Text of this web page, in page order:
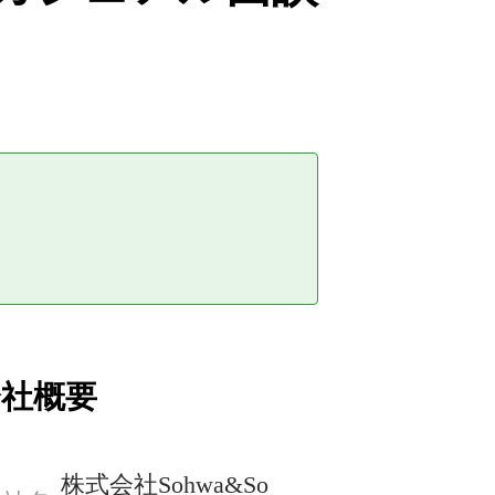
概要
株式会社Sohwa&So